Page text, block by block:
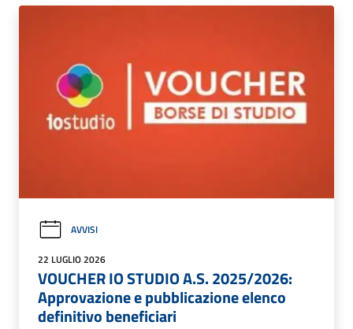
AVVISI
22 LUGLIO 2026
VOUCHER IO STUDIO A.S. 2025/2026:
Approvazione e pubblicazione elenco
definitivo beneficiari